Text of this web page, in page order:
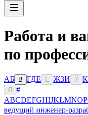
Работа и
по
АБ В ГДЕ Ё ЖЗИ Й К
Я
#
ABCDEFGHIJKLMNOP
ведущий инженер-